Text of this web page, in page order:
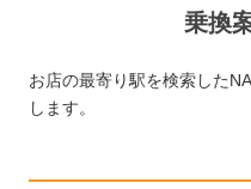
乗換
お店の最寄り駅を検索した
します。